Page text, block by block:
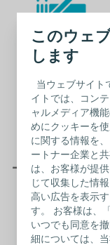
このウェ
します
当ウェブサイト
イトでは、コン
ャルメディア機
めにクッキーを
に関する情報を
ートナー企業と
は、お客様が提
じて収集した情
高い広告を表示
す。 お客様は、
いつでも同意を
細については、
ー キャリア